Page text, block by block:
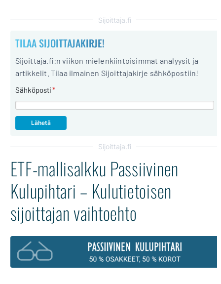
Sijoittaja.fi
TILAA SIJOITTAJAKIRJE!
Sijoittaja.fi:n viikon mielenkiintoisimmat analyysit ja
artikkelit. Tilaa ilmainen Sijoittajakirje sähköpostiin!
Sähköposti*
Sijoittaja.fi
ETF-mallisalkku Passiivinen
Kulupihtari – Kulutietoisen
sijoittajan vaihtoehto